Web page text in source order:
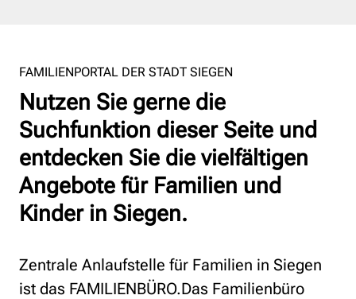
FAMILIENPORTAL DER STADT SIEGEN
Nutzen Sie gerne die
Suchfunktion dieser Seite und
entdecken Sie die vielfältigen
Angebote für Familien und
Kinder in Siegen.
Zentrale Anlaufstelle für Familien in Siegen
ist das FAMILIENBÜRO.Das Familienbüro